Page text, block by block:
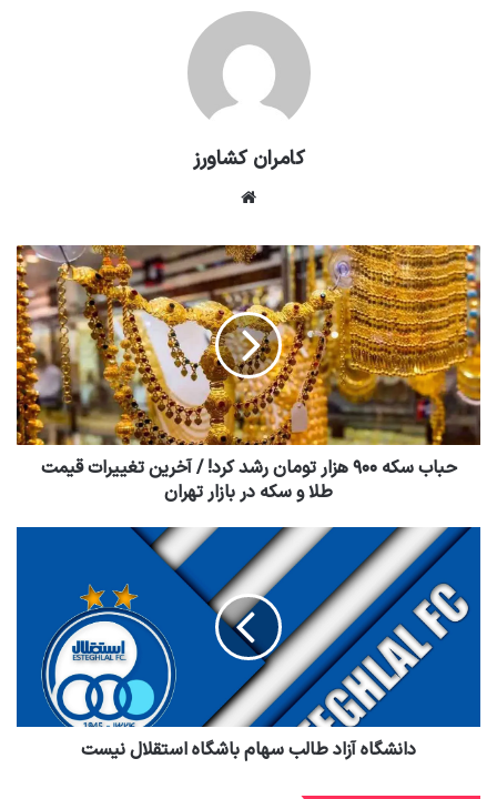
کامران کشاورز
حباب سکه ۹۰۰ هزار تومان رشد کرد! / آخرین تغییرات قیمت
طلا و سکه در بازار تهران
دانشگاه آزاد طالب سهام باشگاه استقلال نیست